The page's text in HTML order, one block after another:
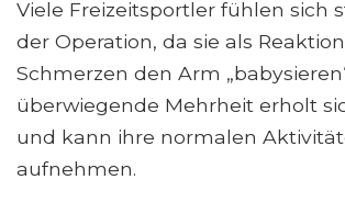
Viele Freizeitsportler fühlen sich
der Operation, da sie als
Schmerzen den Arm
überwiegende Mehrheit erholt
und kann ihre normalen
aufnehmen.